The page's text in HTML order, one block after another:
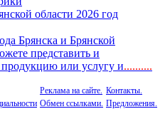
области 2026 год
Брянска и Брянской
представить и
или услугу и..........
Реклама на сайте.
Обмен ссылками.
Контакты.
Предложения.